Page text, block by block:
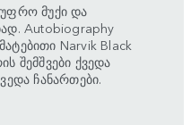
მუქი და
Autobiography
Narvik Black
შემშვები ქვედა
ჩანართები.